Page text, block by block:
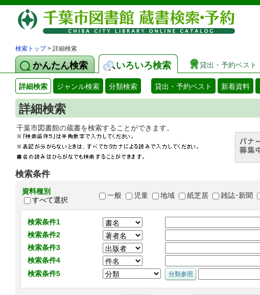
図
検索トップ> 詳細検索
かんたん検索 いろいろ検索 貸出・予約ベスト
詳細検索 ジャンル検索 分類検索 貸出・予約ベスト 新着資料
詳細検索
千葉市図書館の蔵書を検索することができます。 広
検索条件
資料種別
すべて選択
一般 児童 地域 紙芝居 雑誌･新聞
検索条件1
検索条件2
検索条件3
検索条件4
検索条件5